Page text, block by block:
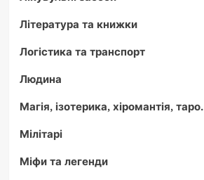
Література та книжки
Логістика та транспорт
Людина
Магія, ізотерика, хіромантія, таро.
Мілітарі
Міфи та легенди